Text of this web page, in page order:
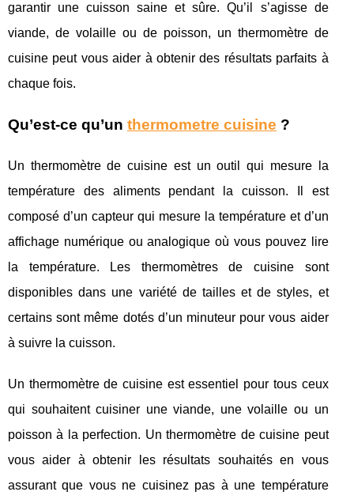
garantir une cuisson saine et sûre. Qu’il s’agisse de
viande, de volaille ou de poisson, un thermomètre de
cuisine peut vous aider à obtenir des résultats parfaits à
chaque fois.
Qu’est-ce qu’un thermometre cuisine ?
Un thermomètre de cuisine est un outil qui mesure la
température des aliments pendant la cuisson. Il est
composé d’un capteur qui mesure la température et d’un
affichage numérique ou analogique où vous pouvez lire
la température. Les thermomètres de cuisine sont
disponibles dans une variété de tailles et de styles, et
certains sont même dotés d’un minuteur pour vous aider
à suivre la cuisson.
Un thermomètre de cuisine est essentiel pour tous ceux
qui souhaitent cuisiner une viande, une volaille ou un
poisson à la perfection. Un thermomètre de cuisine peut
vous aider à obtenir les résultats souhaités en vous
assurant que vous ne cuisinez pas à une température